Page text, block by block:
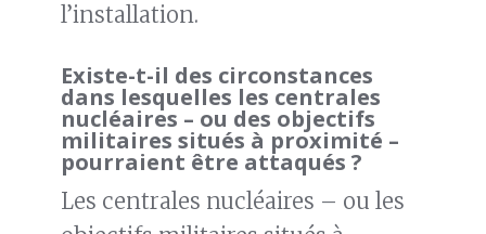
l’installation.
Existe-t-il des circonstances
dans lesquelles les centrales
nucléaires – ou des objectifs
militaires situés à proximité –
pourraient être attaqués ?
Les centrales nucléaires – ou les